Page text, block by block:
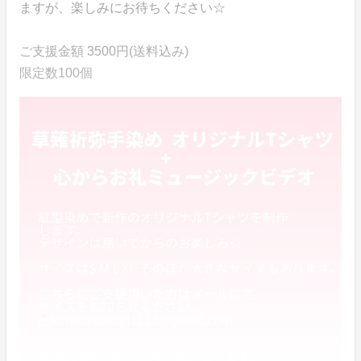
ますが、楽しみにお待ちください☆
ご支援金額 3500円(送料込み)
限定数100個